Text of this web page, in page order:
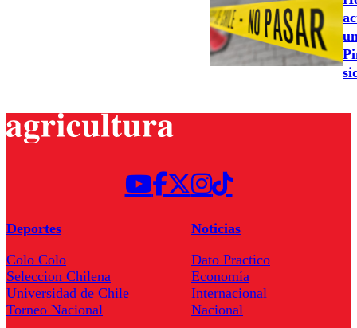
Deportes
Colo Colo
Seleccion Chilena
Universidad de Chile
Torneo Nacional
Noticias
Dato Practico
Economía
Internacional
Nacional